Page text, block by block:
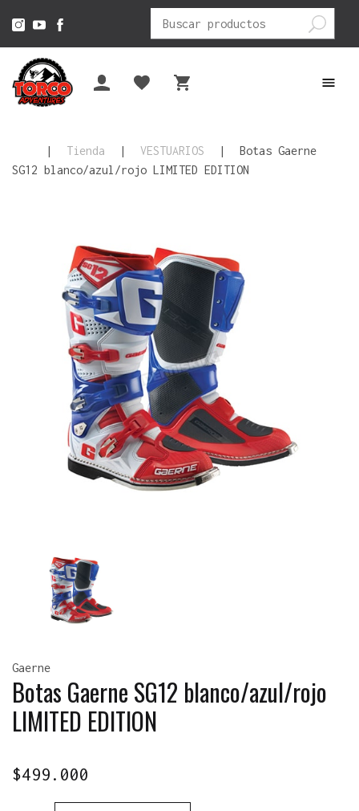
Buscar
por:
| Tienda | VESTUARIOS |
Botas Gaerne
SG12 blanco/azul/rojo LIMITED EDITION
Gaerne
Botas Gaerne SG12 blanco/azul/rojo
LIMITED EDITION
$499.000